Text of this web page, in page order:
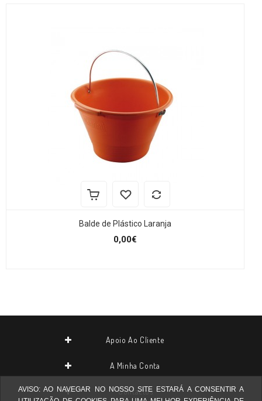
Balde de Plástico Laranja
0,00€
AVISO: AO NAVEGAR NO NOSSO SITE ESTARÁ A CONSENTIR A
Apoio Ao Cliente
A Minha Conta
Contactos